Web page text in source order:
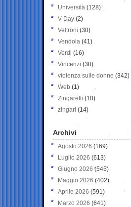
Università (128)
V-Day (2)
Veltroni (30)
Vendola (41)
Verdi (16)
Vincenzi (30)
violenza sulle donne (342)
Web (1)
Zingaretti (10)
zingari (14)
Archivi
Agosto 2026 (169)
Luglio 2026 (613)
Giugno 2026 (545)
Maggio 2026 (402)
Aprile 2026 (591)
Marzo 2026 (641)